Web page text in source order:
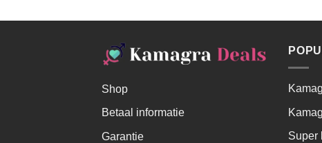
Shop
Betaal informatie
Garantie Super